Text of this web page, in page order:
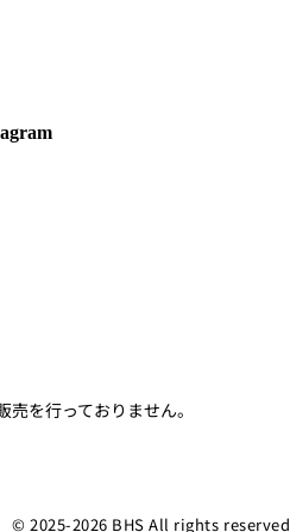
を行っておりません。
© ️2025-2026 BHS All rights reserved